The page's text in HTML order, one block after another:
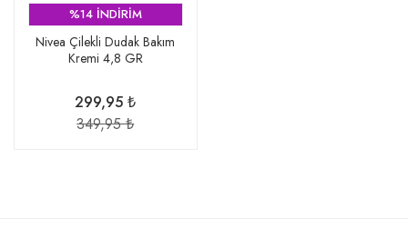
%14 İNDİRİM
Nivea Çilekli Dudak Bakım
Kremi 4,8 GR
299,95 ₺
349,95 ₺